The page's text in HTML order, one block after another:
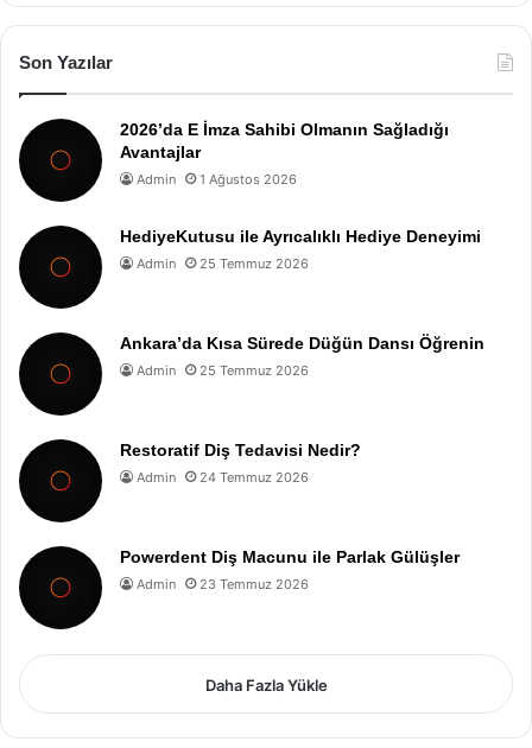
Son Yazılar
2026’da E İmza Sahibi Olmanın Sağladığı
Avantajlar
Admin 1 Ağustos 2026
HediyeKutusu ile Ayrıcalıklı Hediye Deneyimi
Admin 25 Temmuz 2026
Ankara’da Kısa Sürede Düğün Dansı Öğrenin
Admin 25 Temmuz 2026
Restoratif Diş Tedavisi Nedir?
Admin 24 Temmuz 2026
Powerdent Diş Macunu ile Parlak Gülüşler
Admin 23 Temmuz 2026
Daha Fazla Yükle